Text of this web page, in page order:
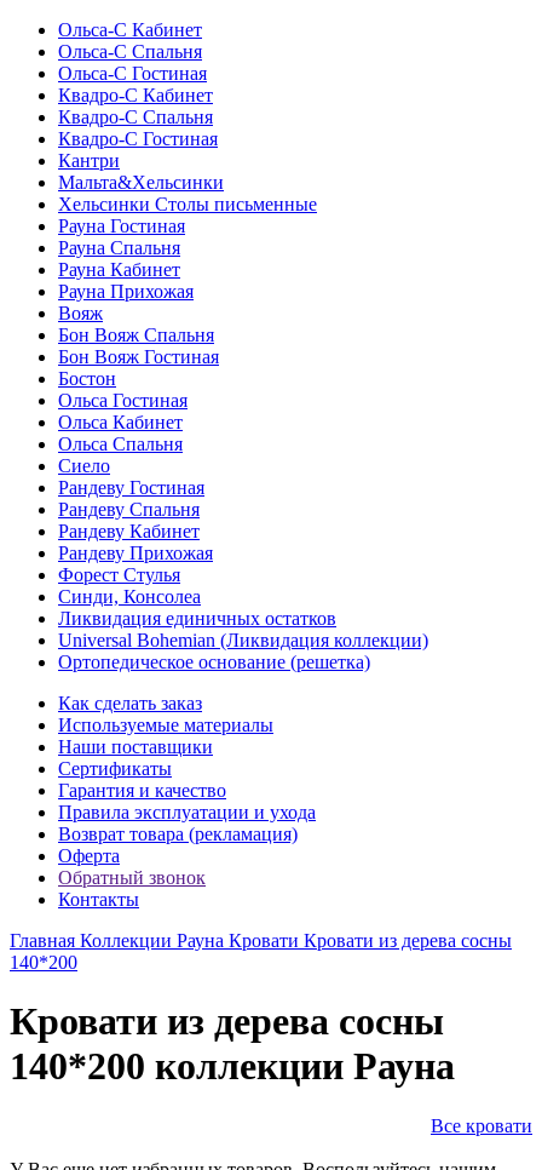
Ольса-С Кабинет
Ольса-С Спальня
Ольса-С Гостиная
Квадро-С Кабинет
Квадро-С Спальня
Квадро-С Гостиная
Кантри
Мальта&Хельсинки
Хельсинки Столы письменные
Рауна Гостиная
Рауна Спальня
Рауна Кабинет
Рауна Прихожая
Вояж
Бон Вояж Спальня
Бон Вояж Гостиная
Бостон
Ольса Гостиная
Ольса Кабинет
Ольса Спальня
Сиело
Рандеву Гостиная
Рандеву Спальня
Рандеву Кабинет
Рандеву Прихожая
Форест Стулья
Синди, Консолеа
Ликвидация единичных остатков
Universal Bohemian (Ликвидация коллекции)
Ортопедическое основание (решетка)
Как сделать заказ
Используемые материалы
Наши поставщики
Сертификаты
Гарантия и качество
Правила эксплуатации и ухода
Возврат товара (рекламация)
Оферта
Обратный звонок
Контакты
Главная Коллекции Рауна Кровати Кровати из дерева сосны
140*200
Кровати из дерева сосны
140*200 коллекции Рауна
Все кровати